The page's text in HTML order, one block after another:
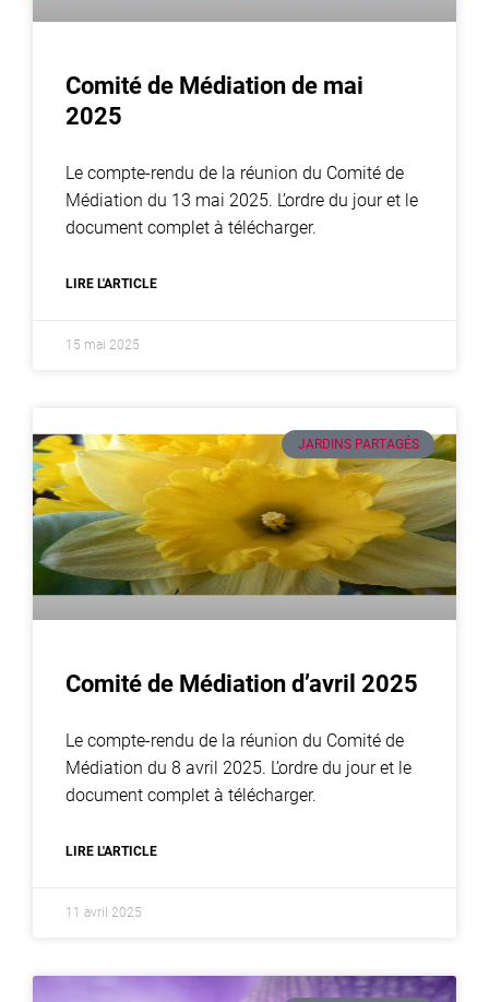
Comité de Médiation de mai
2025
Le compte-rendu de la réunion du Comité de
Médiation du 13 mai 2025. L’ordre du jour et le
document complet à télécharger.
LIRE L'ARTICLE
15 mai 2025
JARDINS PARTAGÉS
Comité de Médiation d’avril 2025
Le compte-rendu de la réunion du Comité de
Médiation du 8 avril 2025. L’ordre du jour et le
document complet à télécharger.
LIRE L'ARTICLE
11 avril 2025